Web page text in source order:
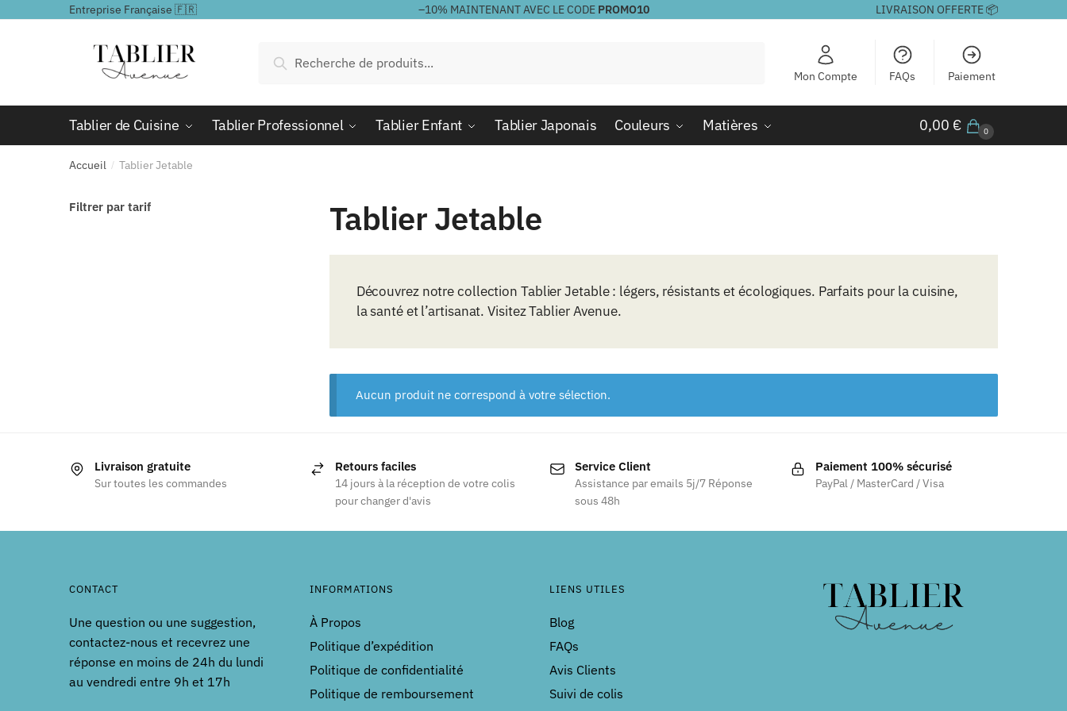
Entreprise Française 🇫🇷 –10% MAINTENANT AVEC LE CODE PROMO10 LIVRAISON OFFERTE 📦
pour :
Recherche
Mon Compte FAQs Paiement
Tablier de Cuisine Tablier Professionnel Tablier Enfant Tablier Japonais Couleurs Matières 0,00 € 0
Accueil / Tablier Jetable
Tablier Jetable
Découvrez notre collection Tablier Jetable : légers, résistants et écologiques. Parfaits pour la cuisine,
la santé et l’artisanat. Visitez Tablier Avenue.
Aucun produit ne correspond à votre sélection.
Filtrer par tarif
Livraison gratuite
Sur toutes les commandes
Retours faciles
14 jours à la réception de votre colis
pour changer d'avis
Service Client
Assistance par emails 5j/7 Réponse
sous 48h
Paiement 100% sécurisé
PayPal / MasterCard / Visa
CONTACT
Une question ou une suggestion,
contactez-nous et recevrez une
réponse en moins de 24h du lundi
au vendredi entre 9h et 17h
INFORMATIONS
À Propos
Politique d’expédition
Politique de confidentialité
Politique de remboursement
LIENS UTILES
Blog
FAQs
Avis Clients
Suivi de colis